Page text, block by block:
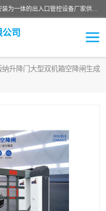
云南实名智科技有限公司是生产、销售、安装为一体的出入口管控设备厂家供应商。主营:电动伸缩门、道闸、广告道闸、重型空降闸、车牌识别、门禁通道、升降柱、岗亭、旗杆等智能设备。主营产品: 电动伸缩门,道闸门禁,车牌识别 生产、销售、安装为一体的出入口管控设备厂家源头供应商。
司
纳升降门大型双机箱空降闸生成
通道闸系列
伸缩门